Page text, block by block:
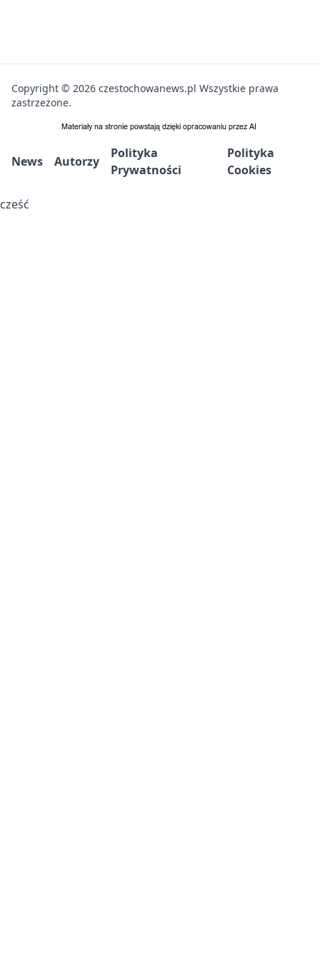
Copyright © 2026 czestochowanews.pl Wszystkie prawa
zastrzeżone.
News Autorzy
Polityka
Prywatności
Polityka
Cookies
cześć